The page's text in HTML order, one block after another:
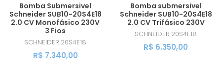
Bomba Submersivel
Schneider SUB10-20S4E18
2.0 CV Monofásico 230V
3 Fios
SCHNEIDER 20S4E18
R$ 7.340,00
Bomba submersivel
Schneider SUB10-20S4E18
2.0 CV Trifásico 230V
SCHNEIDER 20S4E18
R$ 6.350,00